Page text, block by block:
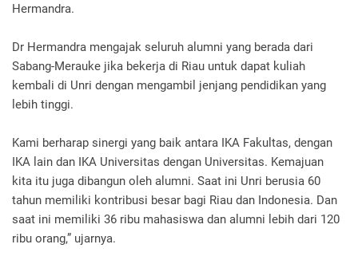
Hermandra.
Dr Hermandra mengajak seluruh alumni yang berada dari
Sabang-Merauke jika bekerja di Riau untuk dapat kuliah
kembali di Unri dengan mengambil jenjang pendidikan yang
lebih tinggi.
Kami berharap sinergi yang baik antara IKA Fakultas, dengan
IKA lain dan IKA Universitas dengan Universitas. Kemajuan
kita itu juga dibangun oleh alumni. Saat ini Unri berusia 60
tahun memiliki kontribusi besar bagi Riau dan Indonesia. Dan
saat ini memiliki 36 ribu mahasiswa dan alumni lebih dari 120
ribu orang,” ujarnya.